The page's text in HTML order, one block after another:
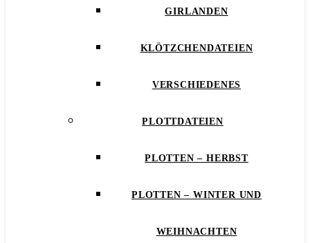
GIRLANDEN
KLÖTZCHENDATEIEN
VERSCHIEDENES
PLOTTDATEIEN
PLOTTEN – HERBST
PLOTTEN – WINTER UND
WEIHNACHTEN